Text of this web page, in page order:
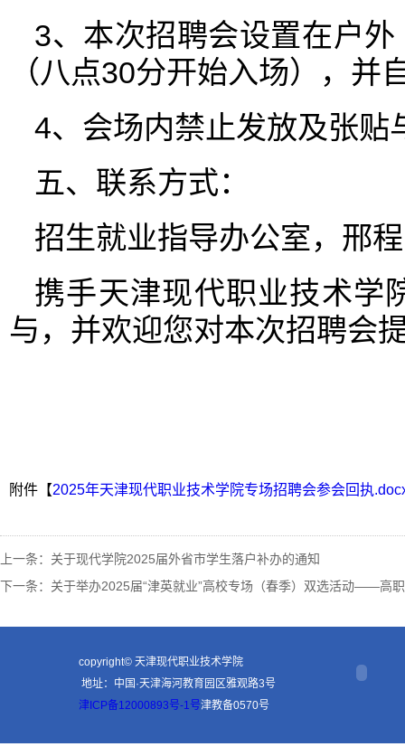
3、本次招聘会设置在户
（八点30分开始入场），
4、会场内禁止发放及张贴
五、联系方式：
招生就业指导办公室，邢
携手天津现代职业技术学
与，并欢迎您对本次招聘会
附件【2025年天津现代职业技术学院专场招聘会参会回执
上一条： 关于现代学院2025届外省市学生落户补办的通知
下一条： 关于举办2025届“津英就业”高校专场（春季）双选活动——高
copyright© 天津现代职业技术学院
地址：中国·天津海河教育园区雅观路3号
津ICP备12000893号-1号津教备0570号